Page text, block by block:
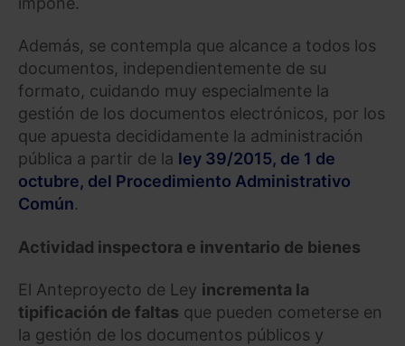
Además, se contempla que alcance a todos los
documentos, independientemente de su
formato, cuidando muy especialmente la
gestión de los documentos electrónicos, por los
que apuesta decididamente la administración
pública a partir de la ley 39/2015, de 1 de
octubre, del Procedimiento Administrativo
Común.
Actividad inspectora e inventario de bienes
El Anteproyecto de Ley incrementa la
tipificación de faltas que pueden cometerse en
la gestión de los documentos públicos y